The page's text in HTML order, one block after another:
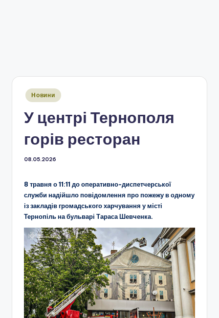
Опубліковано
Новини
У центрі Тернополя
горів ресторан
08.05.2026
8 травня о 11:11 до оперативно-диспетчерської
служби надійшло повідомлення про пожежу в одному
із закладів громадського харчування у місті
Тернопіль на бульварі Тараса Шевченка.